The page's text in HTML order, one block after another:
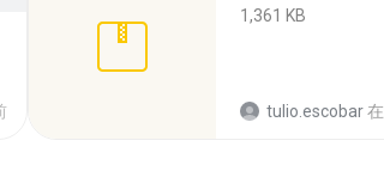
1,361 KB
tulio.escobar在